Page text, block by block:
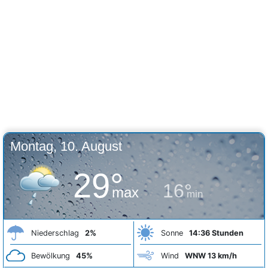
Montag, 10. August
29°
max 16°
min
Niederschlag 2%
Bewölkung 45%
Sonne 14:36 Stunden
Wind WNW 13 km/h